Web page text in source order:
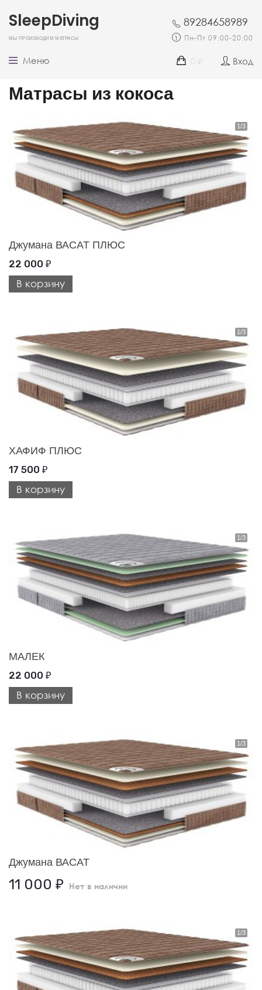
SleepDiving
Мы производим матрасы
89284658989
Пн-Пт 09:00-20:00
Меню Вход
Матрасы из кокоса
Джумана ВАСАТ ПЛЮС
22 000 ₽
В корзину
ХАФИФ ПЛЮС
17 500 ₽
В корзину
МАЛЕК
22 000 ₽
В корзину
Джумана ВАСАТ
11 000 ₽ Нет в наличии